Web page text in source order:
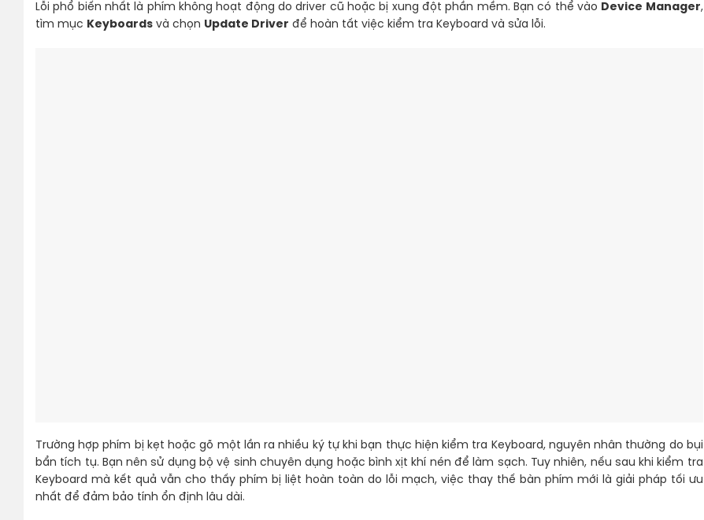
Lỗi phổ biến nhất là phím không hoạt động do driver cũ hoặc bị xung đột phần mềm. Bạn có thể vào Device Manager,
tìm mục Keyboards và chọn Update Driver để hoàn tất việc kiểm tra Keyboard và sửa lỗi.
Trường hợp phím bị kẹt hoặc gõ một lần ra nhiều ký tự khi bạn thực hiện kiểm tra Keyboard, nguyên nhân thường do bụi
bẩn tích tụ. Bạn nên sử dụng bộ vệ sinh chuyên dụng hoặc bình xịt khí nén để làm sạch. Tuy nhiên, nếu sau khi kiểm tra
Keyboard mà kết quả vẫn cho thấy phím bị liệt hoàn toàn do lỗi mạch, việc thay thế bàn phím mới là giải pháp tối ưu
nhất để đảm bảo tính ổn định lâu dài.